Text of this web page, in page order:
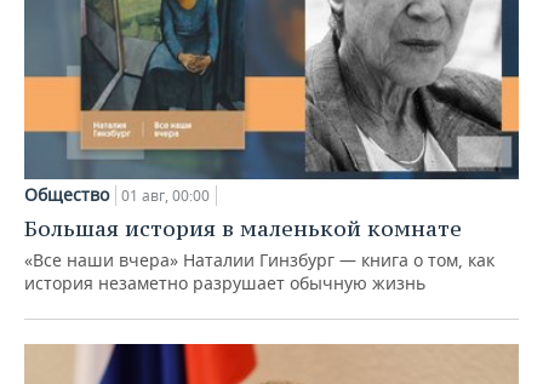
Общество 01 авг, 00:00
Большая история в маленькой комнате
«Все наши вчера» Наталии Гинзбург — книга о том, как
история незаметно разрушает обычную жизнь